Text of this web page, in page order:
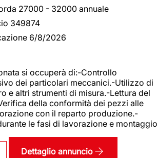
27000 - 32000 annuale
349874
6/8/2026
si occuperà di:-Controllo
dei particolari meccanici.-Utilizzo di
e altri strumenti di misura.-Lettura del
della conformità dei pezzi alle
con il reparto produzione.-
le fasi di lavorazione e
Dettaglio annuncio